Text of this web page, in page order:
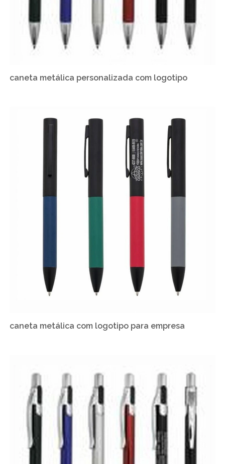
caneta metálica personalizada com logotipo
caneta metálica com logotipo para empresa